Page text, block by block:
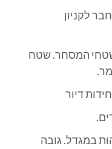
לקניון
שטחי המסחר. שטח
במגדל. גובה